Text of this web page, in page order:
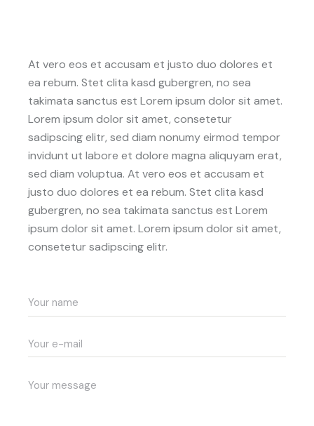
At vero eos et accusam et justo duo dolores et
ea rebum. Stet clita kasd gubergren, no sea
takimata sanctus est Lorem ipsum dolor sit amet.
Lorem ipsum dolor sit amet, consetetur
sadipscing elitr, sed diam nonumy eirmod tempor
invidunt ut labore et dolore magna aliquyam erat,
sed diam voluptua. At vero eos et accusam et
justo duo dolores et ea rebum. Stet clita kasd
gubergren, no sea takimata sanctus est Lorem
ipsum dolor sit amet. Lorem ipsum dolor sit amet,
consetetur sadipscing elitr.